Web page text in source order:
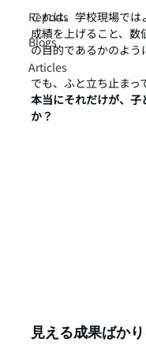
Reports
Blogs
Articles
これは、学校現場では
成績を上げること、
の目的であるかのよう
でも、ふと立ち止まっ
本当にそれだけが、子
か？
見える成果ばか